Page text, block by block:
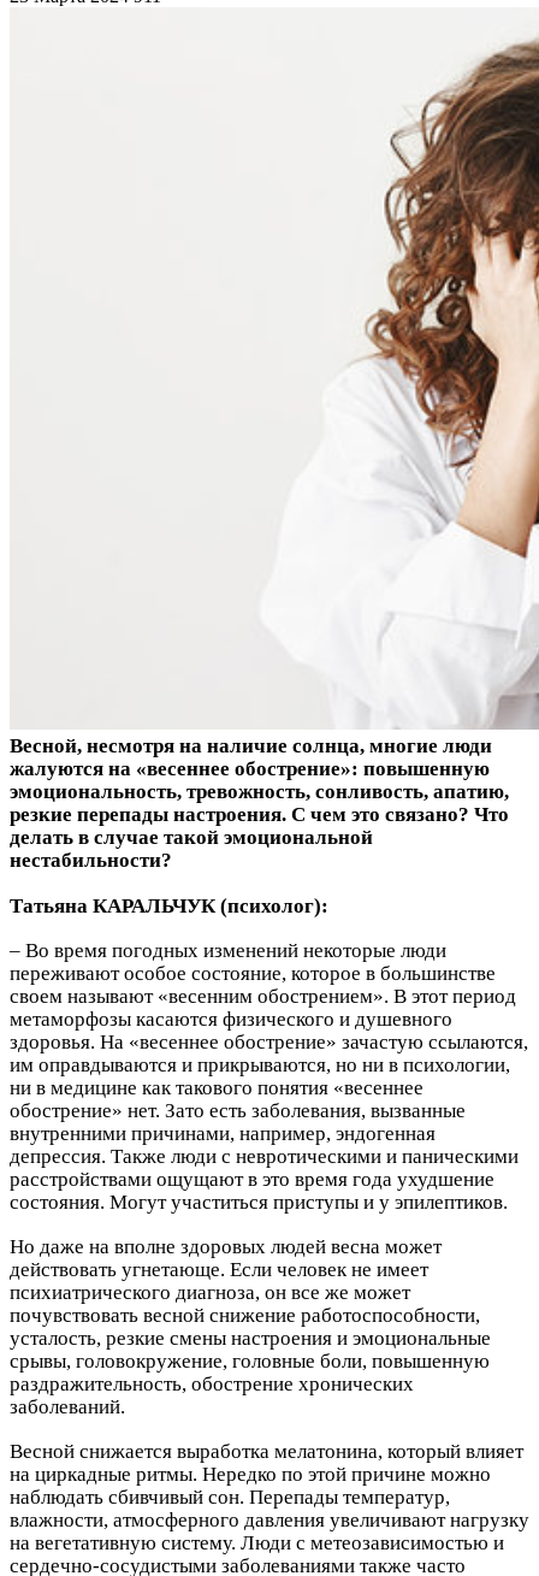
Весной, несмотря на наличие солнца, многие люди
жалуются на «весеннее обострение»: повышенную
эмоциональность, тревожность, сонливость, апатию,
резкие перепады настроения. С чем это связано? Что
делать в случае такой эмоциональной
нестабильности?
Татьяна КАРАЛЬЧУК (психолог):
– Во время погодных изменений некоторые люди
переживают особое состояние, которое в большинстве
своем называют «весенним обострением». В этот период
метаморфозы касаются физического и душевного
здоровья. На «весеннее обострение» зачастую ссылаются,
им оправдываются и прикрываются, но ни в психологии,
ни в медицине как такового понятия «весеннее
обострение» нет. Зато есть заболевания, вызванные
внутренними причинами, например, эндогенная
депрессия. Также люди с невротическими и паническими
расстройствами ощущают в это время года ухудшение
состояния. Могут участиться приступы и у эпилептиков.
Но даже на вполне здоровых людей весна может
действовать угнетающе. Если человек не имеет
психиатрического диагноза, он все же может
почувствовать весной снижение работоспособности,
усталость, резкие смены настроения и эмоциональные
срывы, головокружение, головные боли, повышенную
раздражительность, обострение хронических
заболеваний.
Весной снижается выработка мелатонина, который влияет
на циркадные ритмы. Нередко по этой причине можно
наблюдать сбивчивый сон. Перепады температур,
влажности, атмосферного давления увеличивают нагрузку
на вегетативную систему. Люди с метеозависимостью и
сердечно-сосудистыми заболеваниями также часто